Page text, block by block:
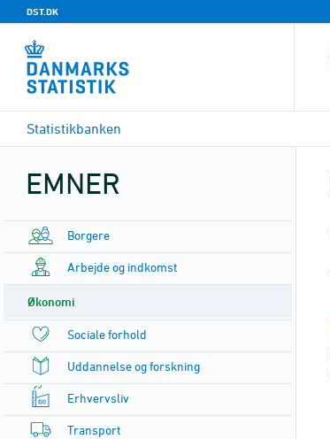
DST.DK
Statistikbanken
EMNER
Borgere
Arbejde og indkomst
Økonomi
Sociale forhold
Uddannelse og forskning
Erhvervsliv
Transport